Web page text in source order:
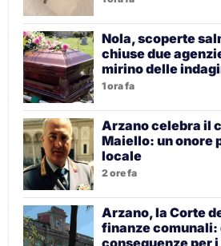
Nola, scoperte
chiuse due
mirino delle
1 ora fa
Arzano celebra il
Maiello: un onore
locale
2 ore fa
Arzano, la Corte
finanze comunali:
conseguenze per